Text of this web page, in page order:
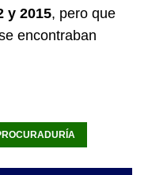
y 2015, pero que
encontraban